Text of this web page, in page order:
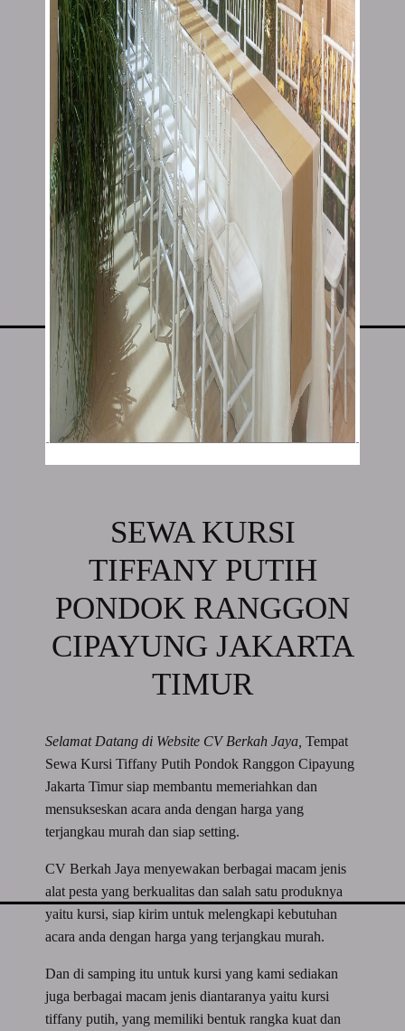
SEWA KURSI
TIFFANY PUTIH
PONDOK RANGGON
CIPAYUNG JAKARTA
TIMUR
Selamat Datang di Website CV Berkah Jaya, Tempat
Sewa Kursi Tiffany Putih Pondok Ranggon Cipayung
Jakarta Timur siap membantu memeriahkan dan
mensukseskan acara anda dengan harga yang
terjangkau murah dan siap setting.
CV Berkah Jaya menyewakan berbagai macam jenis
alat pesta yang berkualitas dan salah satu produknya
yaitu kursi, siap kirim untuk melengkapi kebutuhan
acara anda dengan harga yang terjangkau murah.
Dan di samping itu untuk kursi yang kami sediakan
juga berbagai macam jenis diantaranya yaitu kursi
tiffany putih, yang memiliki bentuk rangka kuat dan